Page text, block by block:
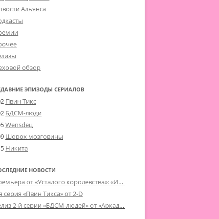
Альянса
обзор
ЭПИЗОДЫ СЕРИАЛОВ
Пвин Тикс
БДСМ-люди
Wensdeц
Шорох мозговины
Никита
НОВОСТИ
Премьера от «Усталого королевства»: «Игорь начал»
серия «Пвин Тикса» от 2-D
Релиз 2-й серии «БДСМ-людей» от «Аркада Фильм»